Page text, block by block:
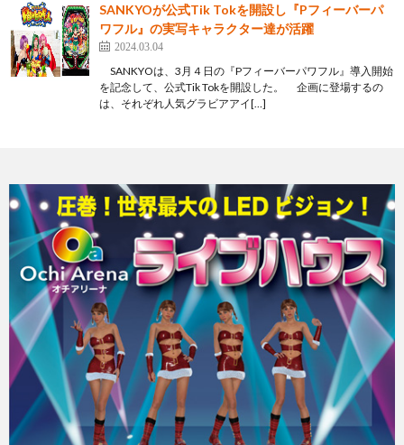
SANKYOが公式Tik Tokを開設し『Pフィーバーパ
ワフル』の実写キャラクター達が活躍
2024.03.04
SANKYOは、3月４日の『Pフィーバーパワフル』導入開始
を記念して、公式Tik Tokを開設した。 企画に登場するの
は、それぞれ人気グラビアアイ[…]